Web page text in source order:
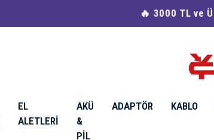
🔥 3000 TL ve
EL
ALETLERİ
AKÜ
&
PİL
ADAPTÖR KABLO